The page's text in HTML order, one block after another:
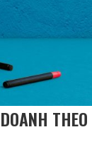
THEO